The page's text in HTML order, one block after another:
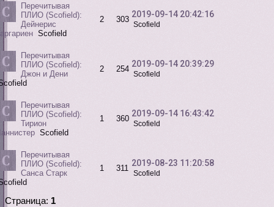
Перечитывая
ПЛИО (Scofield):
Дейнерис
Scofield
2 303
2019-09-14 20:42:16
Scofield
Перечитывая
ПЛИО (Scofield):
Джон и Дени
2 254
2019-09-14 20:39:29
Scofield
Перечитывая
ПЛИО (Scofield):
Тирион
Scofield
1 360
2019-09-14 16:43:42
Scofield
Перечитывая
ПЛИО (Scofield):
Санса Старк
1 311
2019-08-23 11:20:58
Scofield
Страница: 1